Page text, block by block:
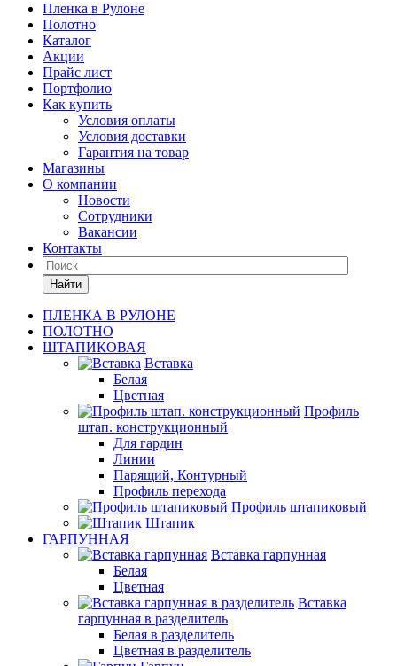
Пленка в Рулоне
Полотно
Каталог
Акции
Прайс лист
Портфолио
Как купить
Условия оплаты
Условия доставки
Гарантия на товар
Магазины
О компании
Новости
Сотрудники
Вакансии
Контакты
Найти
ПЛЕНКА В РУЛОНЕ
ПОЛОТНО
ШТАПИКОВАЯ
Вставка
Белая
Цветная
Профиль
штап. конструкционный
Для гардин
Линии
Парящий, Контурный
Профиль перехода
Профиль штапиковый
Штапик
ГАРПУННАЯ
Вставка гарпунная
Белая
Цветная
Вставка
гарпунная в разделитель
Белая в разделитель
Цветная в разделитель